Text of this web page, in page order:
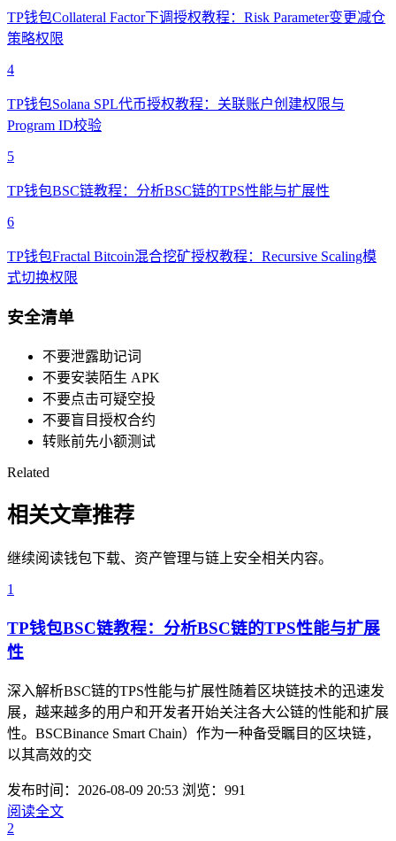
TP钱包Collateral Factor下调授权教程：Risk Parameter变更减仓
策略权限
4
TP钱包Solana SPL代币授权教程：关联账户创建权限与
Program ID校验
5
TP钱包BSC链教程：分析BSC链的TPS性能与扩展性
6
TP钱包Fractal Bitcoin混合挖矿授权教程：Recursive Scaling模
式切换权限
安全清单
不要泄露助记词
不要安装陌生 APK
不要点击可疑空投
不要盲目授权合约
转账前先小额测试
Related
相关文章推荐
继续阅读钱包下载、资产管理与链上安全相关内容。
1
TP钱包BSC链教程：分析BSC链的TPS性能与扩展
性
深入解析BSC链的TPS性能与扩展性随着区块链技术的迅速发
展，越来越多的用户和开发者开始关注各大公链的性能和扩展
性。BSCBinance Smart Chain）作为一种备受瞩目的区块链，
以其高效的交
发布时间：2026-08-09 20:53 浏览：991
阅读全文
2